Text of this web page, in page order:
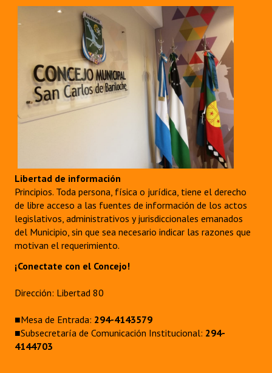
Libertad de información
Principios. Toda persona, física o jurídica, tiene el derecho
de libre acceso a las fuentes de información de los actos
legislativos, administrativos y jurisdiccionales emanados
del Municipio, sin que sea necesario indicar las razones que
motivan el requerimiento.
¡Conectate con el Concejo!
Dirección: Libertad 80
■Mesa de Entrada: 294-4143579
■Subsecretaría de Comunicación Institucional: 294-
4144703